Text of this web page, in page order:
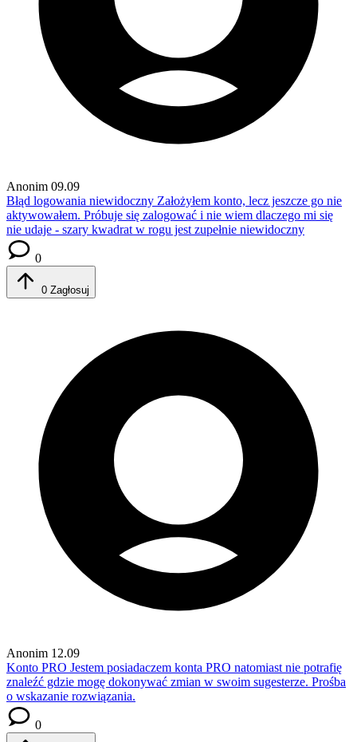
Anonim 09.09
Błąd logowania niewidoczny Założyłem konto, lecz jeszcze go nie
aktywowałem. Próbuje się zalogować i nie wiem dlaczego mi się
nie udaje - szary kwadrat w rogu jest zupełnie niewidoczny
0
0 Zagłosuj
Anonim 12.09
Konto PRO Jestem posiadaczem konta PRO natomiast nie potrafię
znaleźć gdzie mogę dokonywać zmian w swoim sugesterze. Prośba
o wskazanie rozwiązania.
0